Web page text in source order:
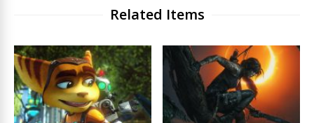
Related Items